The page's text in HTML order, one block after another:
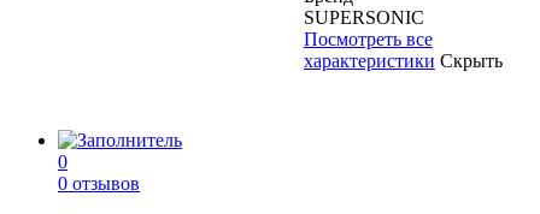
SUPERSONIC
Посмотреть все
характеристики Скрыть
0
0 отзывов